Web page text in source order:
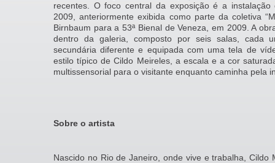
recentes. O foco central da exposição é a instalação
2009, anteriormente exibida como parte da coletiva
Birnbaum para a 53ª Bienal de Veneza, em 2009. A
dentro da galeria, composto por seis salas, cada
secundária diferente e equipada com uma tela de
estilo típico de Cildo Meireles, a escala e a cor
multissensorial para o visitante enquanto caminha pela
Sobre o artista
Nascido no Rio de Janeiro, onde vive e trabalha, Cildo